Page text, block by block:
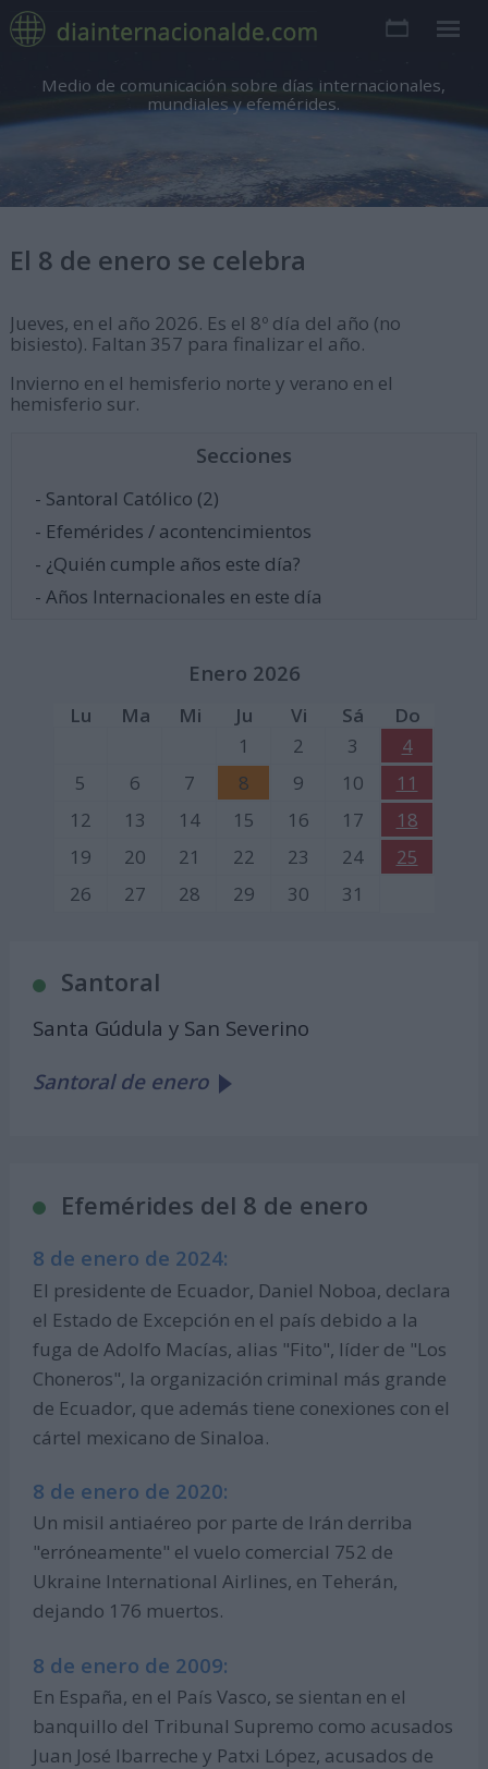
Medio de comunicación sobre días internacionales,
mundiales y efemérides.
El 8 de enero se celebra
Jueves, en el año 2026. Es el 8º día del año (no
bisiesto). Faltan 357 para finalizar el año.
Invierno en el hemisferio norte y verano en el
hemisferio sur.
Secciones
- Santoral Católico (2)
- Efemérides / acontencimientos
- ¿Quién cumple años este día?
- Años Internacionales en este día
Enero 2026
Lu Ma Mi Ju Vi Sá
Do
1
2 3
4
5
6 7 8 9 10
11
12
13 14 15 16 17
18
19
20 21 22 23 24
25
26
27 28 29 30 31
Santoral
Santa Gúdula y San Severino
Santoral de enero
Efemérides del 8 de enero
8 de enero de 2024:
El presidente de Ecuador, Daniel Noboa, declara
el Estado de Excepción en el país debido a la
fuga de Adolfo Macías, alias "Fito", líder de "Los
Choneros", la organización criminal más grande
de Ecuador, que además tiene conexiones con el
cártel mexicano de Sinaloa.
8 de enero de 2020:
Un misil antiaéreo por parte de Irán derriba
"erróneamente" el vuelo comercial 752 de
Ukraine International Airlines, en Teherán,
dejando 176 muertos.
8 de enero de 2009:
En España, en el País Vasco, se sientan en el
banquillo del Tribunal Supremo como acusados
Juan José Ibarreche y Patxi López, acusados de